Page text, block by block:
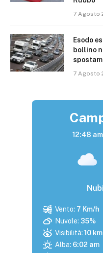
7 Agosto
Esodo
bollino
7 Agosto
12:48
Vento: 7 Km/h
Nuvole: 35%
Visibilità: 10 km
Alba: 6:02 am